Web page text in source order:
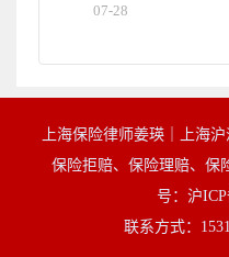
07-28
上海保险律师姜瑛｜上海
保险拒赔、保险理赔、保
号：沪ICP
联系方式：